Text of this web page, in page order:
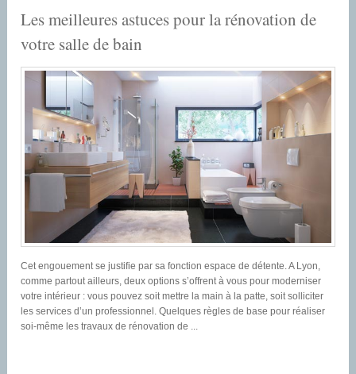
Les meilleures astuces pour la rénovation de
votre salle de bain
Cet engouement se justifie par sa fonction espace de détente. A Lyon,
comme partout ailleurs, deux options s’offrent à vous pour moderniser
votre intérieur : vous pouvez soit mettre la main à la patte, soit solliciter
les services d’un professionnel. Quelques règles de base pour réaliser
soi-même les travaux de rénovation de ...